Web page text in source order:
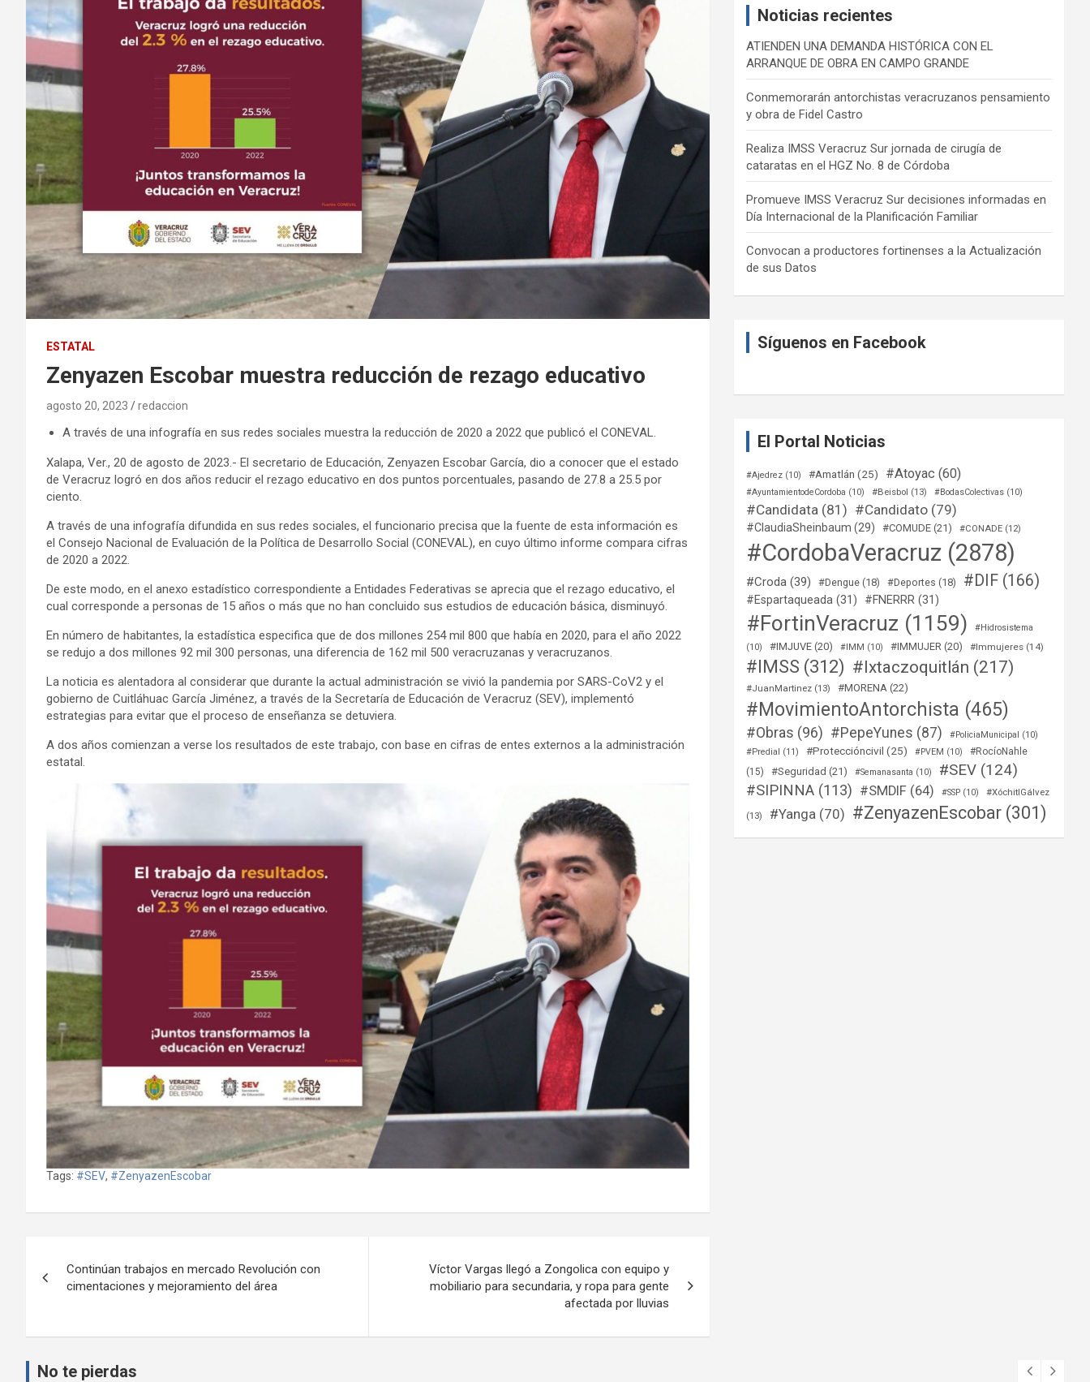
ESTATAL
Zenyazen Escobar muestra reducción de rezago educativo
agosto 20, 2023 redaccion
A través de una infografía en sus redes sociales muestra la reducción de 2020 a 2022 que publicó el CONEVAL.
Xalapa, Ver., 20 de agosto de 2023.- El secretario de Educación, Zenyazen Escobar García, dio a conocer que el estado
de Veracruz logró en dos años reducir el rezago educativo en dos puntos porcentuales, pasando de 27.8 a 25.5 por
ciento.
A través de una infografía difundida en sus redes sociales, el funcionario precisa que la fuente de esta información es
el Consejo Nacional de Evaluación de la Política de Desarrollo Social (CONEVAL), en cuyo último informe compara cifras
de 2020 a 2022.
De este modo, en el anexo estadístico correspondiente a Entidades Federativas se aprecia que el rezago educativo, el
cual corresponde a personas de 15 años o más que no han concluido sus estudios de educación básica, disminuyó.
En número de habitantes, la estadística especifica que de dos millones 254 mil 800 que había en 2020, para el año 2022
se redujo a dos millones 92 mil 300 personas, una diferencia de 162 mil 500 veracruzanas y veracruzanos.
La noticia es alentadora al considerar que durante la actual administración se vivió la pandemia por SARS-CoV2 y el
gobierno de Cuitláhuac García Jiménez, a través de la Secretaría de Educación de Veracruz (SEV), implementó
estrategias para evitar que el proceso de enseñanza se detuviera.
A dos años comienzan a verse los resultados de este trabajo, con base en cifras de entes externos a la administración
estatal.
Tags: #SEV, #ZenyazenEscobar
de
Continúan trabajos en mercado Revolución con
cimentaciones y mejoramiento del área
Víctor Vargas llegó a Zongolica con equipo y
mobiliario para secundaria, y ropa para gente
afectada por lluvias
Noticias recientes
ATIENDEN UNA DEMANDA HISTÓRICA CON EL
ARRANQUE DE OBRA EN CAMPO GRANDE
Conmemorarán antorchistas veracruzanos pensamiento
y obra de Fidel Castro
Realiza IMSS Veracruz Sur jornada de cirugía de
cataratas en el HGZ No. 8 de Córdoba
Promueve IMSS Veracruz Sur decisiones informadas en
Día Internacional de la Planificación Familiar
Convocan a productores fortinenses a la Actualización
de sus Datos
Síguenos en Facebook
El Portal Noticias
#Ajedrez (10) #Amatlán (25) #Atoyac (60)
#AyuntamientodeCordoba (10) #Beisbol (13) #BodasColectivas (10)
#Candidata (81) #Candidato (79)
#ClaudiaSheinbaum (29) #COMUDE (21) #CONADE (12)
#CordobaVeracruz (2878)
#Croda (39) #Dengue (18) #Deportes (18) #DIF (166)
#Espartaqueada (31) #FNERRR (31)
#FortinVeracruz (1159)
#Hidrosistema
(10)
#IMJUVE (20) #IMM (10) #IMMUJER (20) #Immujeres (14)
#IMSS (312) #Ixtaczoquitlán (217)
#JuanMartinez (13) #MORENA (22)
#MovimientoAntorchista (465)
#Obras (96) #PepeYunes (87) #PoliciaMunicipal (10)
#Predial (11) #Proteccióncivil (25) #PVEM (10)
#RocíoNahle
(15)
#Seguridad (21) #Semanasanta (10) #SEV (124)
#SIPINNA (113) #SMDIF (64) #SSP (10) #XóchitlGálvez
(13) #Yanga (70) #ZenyazenEscobar (301)
No te pierdas